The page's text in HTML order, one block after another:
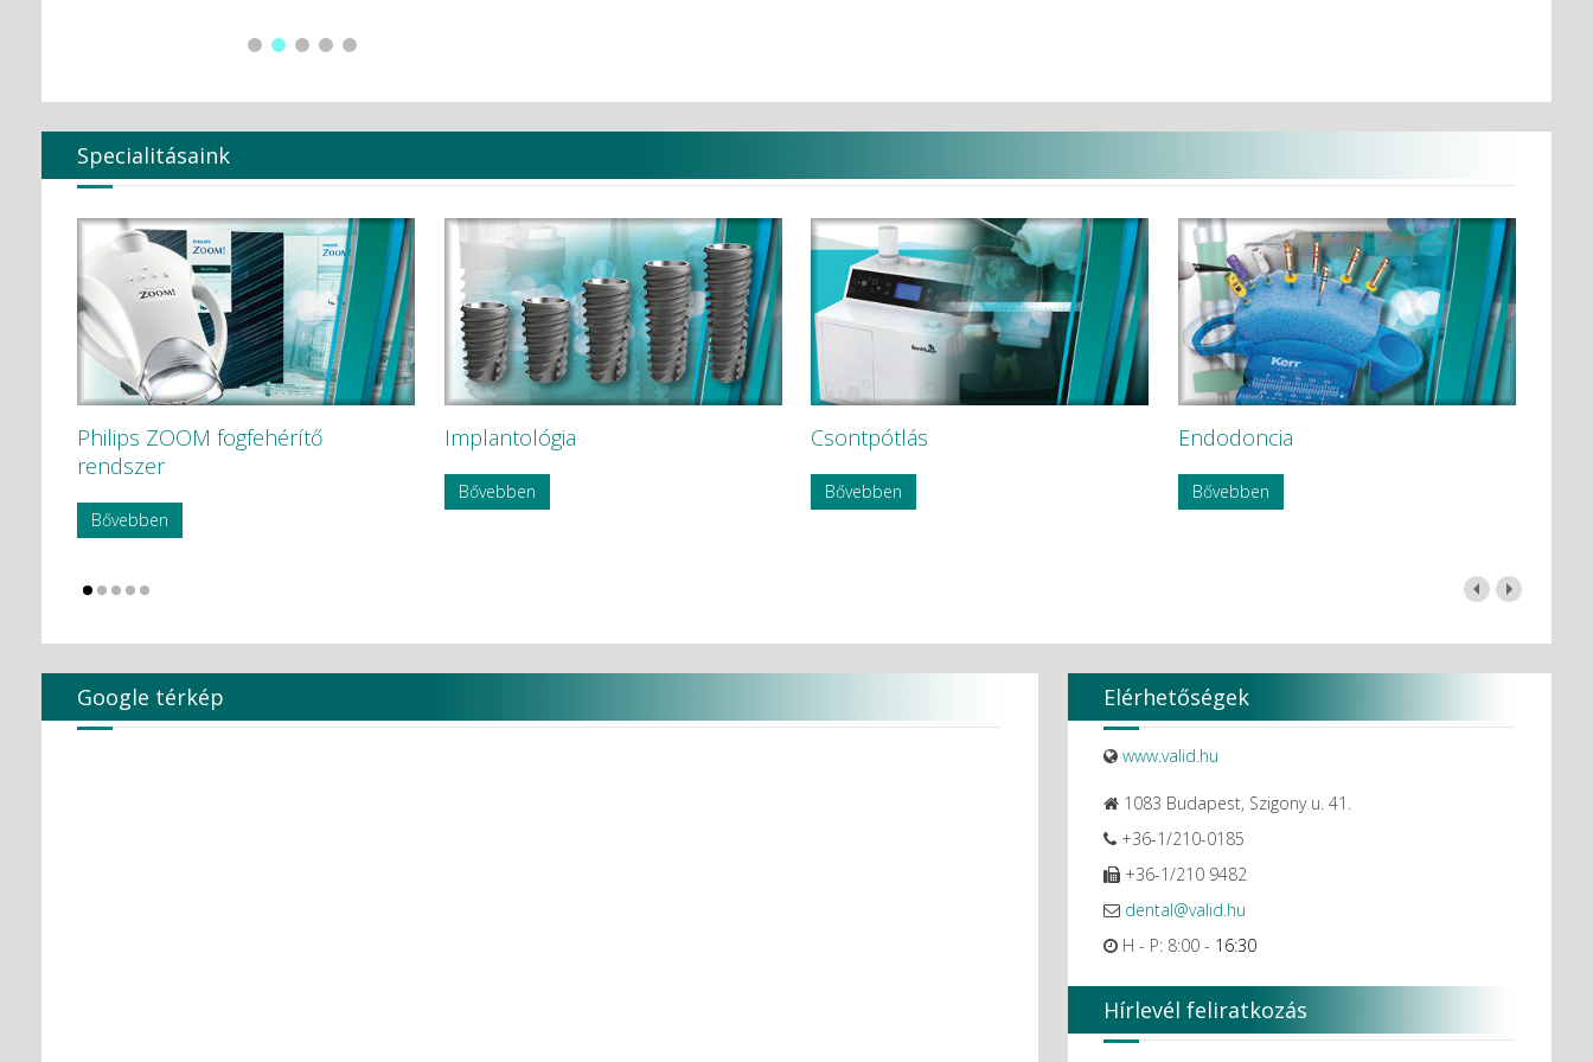
Hager & Werken GmbH c Co. KG
Hartmann
Harvard Dental
Heraeus Kulzer GmbH
Hoffmann Dental
HYCARE
Hygenic
Intensív
Ivoclar Vivadent
KAVO
KaVo Kerr
KerrEndo
KerrHawe SA
KETTENBACH GmbH & Co. KG.
KODAK
KODAK Carestream
KOMET
Korea Dental Solution Co., Ltd.
Kovácsházi
LARIDENT S.r.l.
Magenta Technology Co.,Ltd
MAILLEFER
MAJOR Prodotti Dentari S.p.A.
MARK3
Specialitásaink
Philips ZOOM fogfehérítő
rendszer
Bővebben
Implantológia
Bővebben
Csontpótlás
Bővebben
Endodoncia
Bővebben
Google térkép Elérhetőségek
www.valid.hu
1083 Budapest, Szigony u. 41.
+36-1/210-0185
+36-1/210 9482
dental@valid.hu
H - P: 8:00 - 16:30
Hírlevél feliratkozás